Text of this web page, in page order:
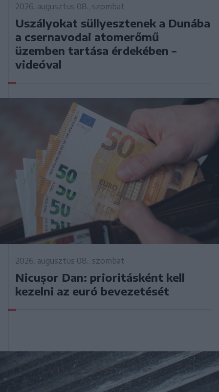
2026. augusztus 08., szombat
Uszályokat süllyesztenek a Dunába
a csernavodai atomerőmű
üzemben tartása érdekében –
videóval
2026. augusztus 08., szombat
Nicușor Dan: prioritásként kell
kezelni az euró bevezetését